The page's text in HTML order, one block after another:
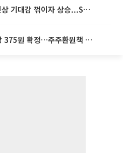
뉴욕증시, 연준 금리인상 기대감 꺾이자 상승...S&P500 사상 최고치 [종합]
SK하이닉스, 분기배당 375원 확정…주주환원책 9월로 앞당겨 발표